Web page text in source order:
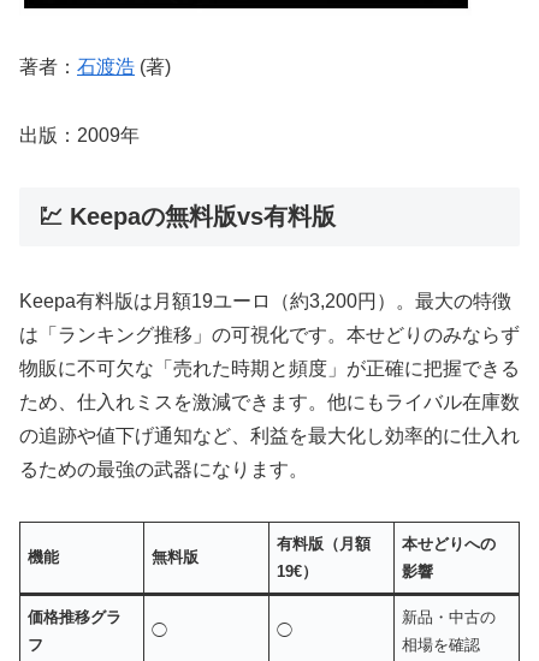
著者： 石渡浩 (著)
出版：2009年
💹 Keepaの無料版vs有料版
Keepa有料版は月額19ユーロ（約3,200円）。最大の特徴
は「ランキング推移」の可視化です。本せどりのみならず
物販に不可欠な「売れた時期と頻度」が正確に把握できる
ため、仕入れミスを激減できます。他にもライバル在庫数
の追跡や値下げ通知など、利益を最大化し効率的に仕入れ
るための最強の武器になります。
機能 無料版
有料版（月額
19€）
本せどりへの
影響
価格推移グラ
フ
◯ ◯
新品・中古の
相場を確認